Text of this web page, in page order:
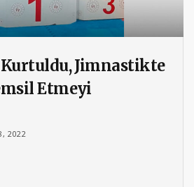
Jimnastikte
Etmeyi
2022